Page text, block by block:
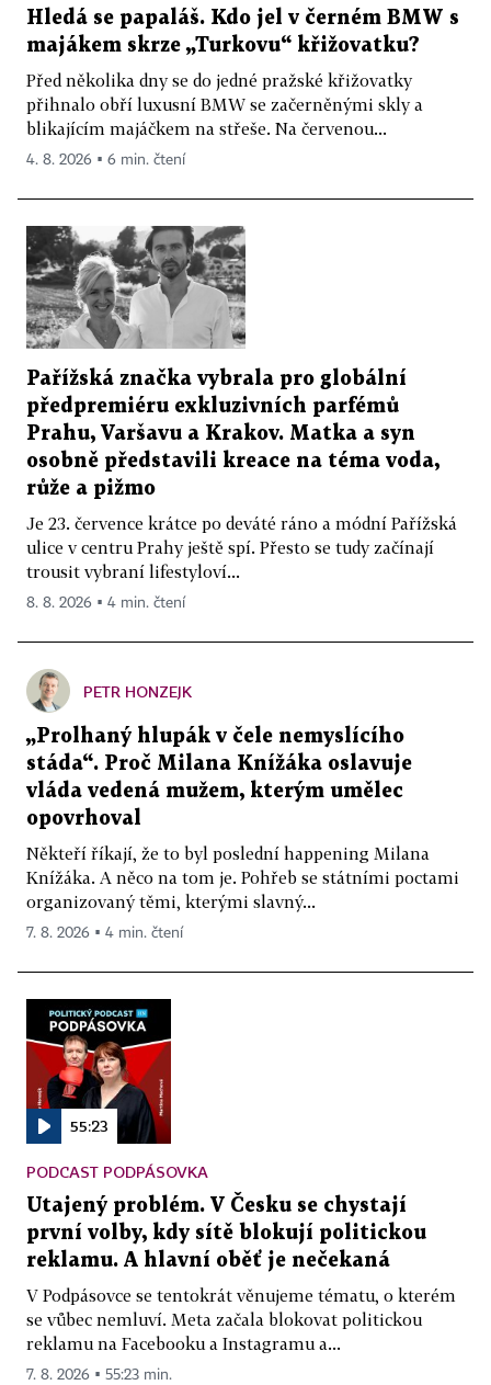
Hledá se papaláš. Kdo jel v černém BMW s
majákem skrze „Turkovu“ křižovatku?
Před několika dny se do jedné pražské křižovatky
přihnalo obří luxusní BMW se začerněnými skly a
blikajícím majáčkem na střeše. Na červenou...
4. 8. 2026 ▪ 6 min. čtení
Pařížská značka vybrala pro globální
předpremiéru exkluzivních parfémů
Prahu, Varšavu a Krakov. Matka a syn
osobně představili kreace na téma voda,
růže a pižmo
Je 23. července krátce po deváté ráno a módní Pařížská
ulice v centru Prahy ještě spí. Přesto se tudy začínají
trousit vybraní lifestyloví...
8. 8. 2026 ▪ 4 min. čtení
PETR HONZEJK
„Prolhaný hlupák v čele nemyslícího
stáda“. Proč Milana Knížáka oslavuje
vláda vedená mužem, kterým umělec
opovrhoval
Někteří říkají, že to byl poslední happening Milana
Knížáka. A něco na tom je. Pohřeb se státními poctami
organizovaný těmi, kterými slavný...
7. 8. 2026 ▪ 4 min. čtení
55:23
PODCAST PODPÁSOVKA
Utajený problém. V Česku se chystají
první volby, kdy sítě blokují politickou
reklamu. A hlavní oběť je nečekaná
V Podpásovce se tentokrát věnujeme tématu, o kterém
se vůbec nemluví. Meta začala blokovat politickou
reklamu na Facebooku a Instagramu a...
7. 8. 2026 ▪ 55:23 min.